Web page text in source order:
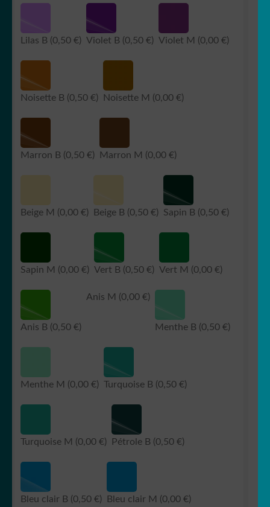
Lilas B (0,50 €) Violet B (0,50 €) Violet M (0,00 €)
Noisette B (0,50 €) Noisette M (0,00 €)
Marron B (0,50 €) Marron M (0,00 €)
Beige M (0,00 €) Beige B (0,50 €) Sapin B (0,50 €)
Sapin M (0,00 €) Vert B (0,50 €) Vert M (0,00 €)
Anis B (0,50 €)
Anis M (0,00 €)
Menthe B (0,50 €)
Menthe M (0,00 €) Turquoise B (0,50 €)
Turquoise M (0,00 €) Pétrole B (0,50 €)
Bleu clair B (0,50 €) Bleu clair M (0,00 €)